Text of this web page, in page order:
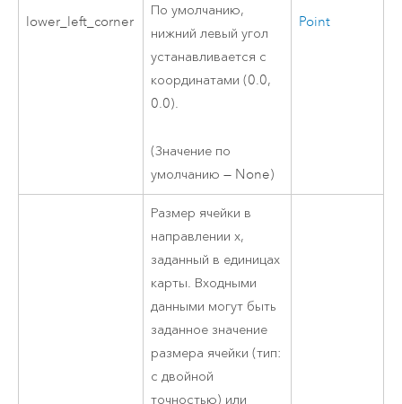
lower_left_corner
По умолчанию,
нижний левый угол
устанавливается с
координатами (0.0,
0.0).
(Значение по
умолчанию — None)
Point
Размер ячейки в
направлении x,
заданный в единицах
карты. Входными
данными могут быть
заданное значение
размера ячейки (тип:
с двойной
точностью) или